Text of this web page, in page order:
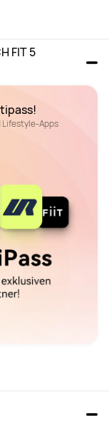
FIT 5
Lifestyle-Apps